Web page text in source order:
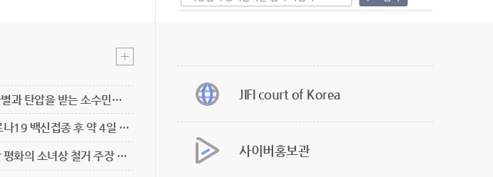
[행정][난민]본국에서 차별과 탄압을 받는 소수민족에 속한 난민신청자 진술의 신빙성을 인정하여, 난민 신청의 요건인 박해에 관한 충분한 근거 있는 공포가 있다고 본 사례 (2026구단50961)
[행정][일반] 원고가 코로나19 백신접종 후 약 4일 만에 뇌출혈이 발생한 사안에서, 백신접종과 뇌출혈 발생 사이의 시간적 근접성, 원고의 평소 건강 상태, 예방접종 피해보상 제도의 취지 등을 고려하여 백신접종과 뇌출혈 사이에 상당인과관계가 인정될 수 있다고 본 사례(22구합86426)
[행정][일반]고등학교 앞 평화의 소녀상 철거 주장 집회에 관한 금지통고의 취소를 구한 사안에서, ① 집시법 제8조 제5항 제2호는 사전허가금지라 할 수 없고, ② 학교의 공공성 및 학생들의 학습권을 실현하는 공간이라는 특성을 고려할 때 학교 및 주변환경은 공휴일을 포함하여 상시 보호되어야 하는 점, ③ 원고의 집회는 일본군위안부 피해자가 겪은 성적학대를 자발적인 성매매라고 주장하며 성매매업 종사자를 비하하는 비속어나 성매매 관련 용어를 직접적으로 사용할 것이 예상되는 점[“위안부(매춘부)” 등], ④ 이 사건 집회는 학습권을 뚜렷이 침해함은 물론 일본군위안부 피해자들의 인권을 침해하고 역사적 사실을 부인하거나 왜곡하는 표현으로 그 보호가치가 매우 낮으므로, 학습권을 보호하기 위한 이 사건 처분은 비례의 원칙에 위반되지 않는 점 등을 고려하여 원고의 청구를 기각함.(2025구합4760)
JIFI court of Korea
사이버홍보관